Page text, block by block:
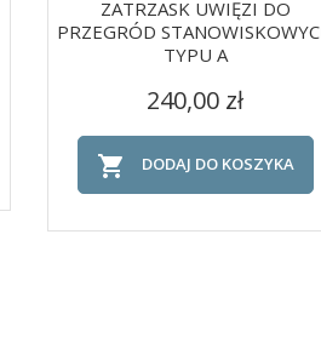
ZATRZASK UWIĘZI DO
PRZEGRÓD
TYPU A
Cena
240,00 zł
 DODAJ DO KOSZYKA